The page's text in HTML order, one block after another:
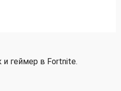
геймер в Fortnite.